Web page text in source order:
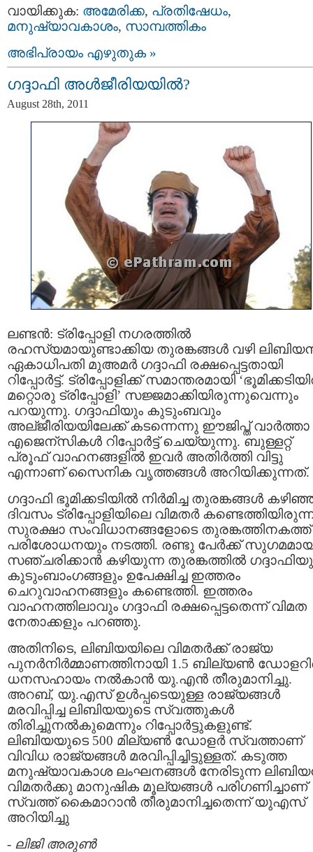
വായിക്കുക: അമേരിക്ക, പ്രതിഷേധം,
മനുഷ്യാവകാശം, സാമ്പത്തികം
അഭിപ്രായം എഴുതുക »
ഗദ്ദാഫി അള്‍ജീരിയയില്‍?
August 28th, 2011
ലണ്ടന്‍: ട്രിപ്പോളി നഗരത്തില്‍
രഹസ്യമായുണ്ടാക്കിയ തുരങ്കങ്ങള്‍ വഴി
ഏകാധിപതി മുഅമര്‍ ഗദ്ദാഫി രക്ഷപ്പെട്ടതായി
റിപ്പോര്‍ട്ട്. ട്രിപ്പോളിക്ക് സമാന്തരമായി
മറ്റൊരു ട്രിപ്പോളി’ സജ്ജമാക്കിയിരുന്നുവെന്നും
പറയുന്നു. ഗദ്ദാഫിയും കുടുംബവും
അല്ജീരിയയിലേക്ക് കടന്നെന്നു ഈജിപ്ത് വാര്‍ത്താ
എജെന്സികള്‍ റിപ്പോര്‍ട്ട്‌ ചെയ്യുന്നു. ബുള്ളറ്റ്‌
പ്രൂഫ്‌ വാഹനങ്ങളില്‍ ഇവര്‍ അതിര്‍ത്തി വിട്ടു
എന്നാണ് സൈനിക വൃത്തങ്ങള്‍ അറിയിക്കുന്നത്.
ഗദ്ദാഫി ഭൂമിക്കടിയില്‍ നിര്‍മിച്ച തുരങ്കങ്ങള്‍
ദിവസം ട്രിപ്പോളിയിലെ വിമതര്‍
സുരക്ഷാ സംവിധാനങ്ങളോടെ തുരങ്കത്തിനകത്ത്
പരിശോധനയും നടത്തി. രണ്ടു പേര്‍ക്ക്
സഞ്ചരിക്കാന്‍ കഴിയുന്ന തുരങ്കത്തില്‍
കുടുംബാംഗങ്ങളും ഉപേക്ഷിച്ച ഇത്തരം
ചെറുവാഹനങ്ങളും കണ്ടെത്തി. ഇത്തരം
വാഹനത്തിലാവും ഗദ്ദാഫി രക്ഷപ്പെട്ടതെന്ന് വിമത
നേതാക്കളും പറഞ്ഞു.
അതിനിടെ, ലിബിയയിലെ വിമതര്‍ക്ക് രാജ്യ
പുനര്‍നിര്‍മ്മാണത്തിനായി 1.5 ബില്യണ്‍
ധനസഹായം നല്‍കാന്‍ യു.എന്‍ തീരുമാനിച്ചു.
അറബ്, യു.എസ് ഉള്‍പ്പടെയുള്ള രാജ്യങ്ങള്‍
മരവിപ്പിച്ച ലിബിയയുടെ സ്വത്തുകള്‍
തിരിച്ചുനല്‍കുമെന്നും റിപ്പോര്‍ട്ടുകളുണ്ട്.
ലിബിയയുടെ 500 മില്യണ്‍ ഡോളര്‍ സ്വത്താണ്
വിവിധ രാജ്യങ്ങള്‍ മരവിപ്പിച്ചിട്ടുള്ളത്. കടുത്ത
മനുഷ്യാവകാശ ലംഘനങ്ങള്‍ നേരിടുന്ന
വിമതര്‍ക്കു മാനുഷിക മൂല്യങ്ങള്‍ പരിഗണിച്ചാണ്
സ്വത്ത് കൈമാറാന്‍ തീരുമാനിച്ചതെന്ന് യുഎസ്
അറിയിച്ചു
- ലിജി അരുണ്‍